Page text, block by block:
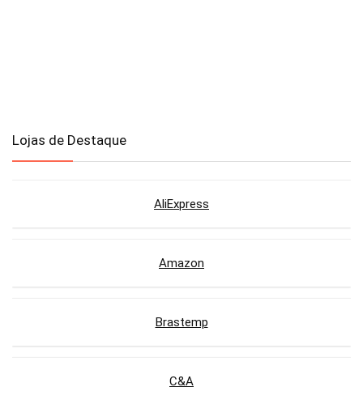
Lojas de Destaque
AliExpress
Amazon
Brastemp
C&A